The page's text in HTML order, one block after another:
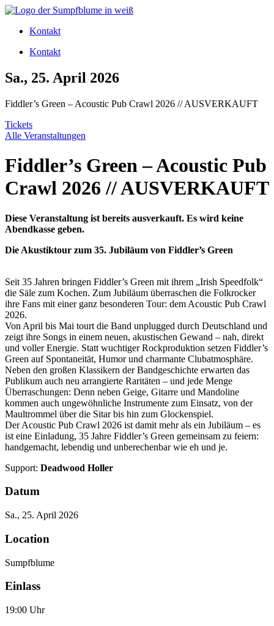
Zum
wechselnKontakt
Kontakt
Sa., 25. April 2026
Fiddler’s Green – Acoustic Pub Crawl 2026 // AUSVERKAUFT
Tickets
Alle Veranstaltungen
Fiddler’s Green – Acoustic Pub
Crawl 2026 // AUSVERKAUFT
Diese Veranstaltung ist bereits ausverkauft. Es wird keine
Abendkasse geben.
Die Akustiktour zum 35. Jubiläum von Fiddler’s Green
Seit 35 Jahren bringen Fiddler’s Green mit ihrem „Irish Speedfolk“
die Säle zum Kochen. Zum Jubiläum überraschen die Folkrocker
ihre Fans mit einer ganz besonderen Tour: dem Acoustic Pub Crawl
2026.
Von April bis Mai tourt die Band unplugged durch Deutschland und
zeigt ihre Songs in einem neuen, akustischen Gewand – nah, direkt
und voller Energie. Statt wuchtiger Rockproduktion setzen Fiddler’s
Green auf Spontaneität, Humor und charmante Clubatmosphäre.
Neben den großen Klassikern der Bandgeschichte erwarten das
Publikum auch neu arrangierte Raritäten – und jede Menge
Überraschungen: Denn neben Geige, Gitarre und Mandoline
kommen auch ungewöhnliche Instrumente zum Einsatz, von der
Maultrommel über die Sitar bis hin zum Glockenspiel.
Der Acoustic Pub Crawl 2026 ist damit mehr als ein Jubiläum – es
ist eine Einladung, 35 Jahre Fiddler’s Green gemeinsam zu feiern:
handgemacht, lebendig und unberechenbar wie eh und je.
Support: Deadwood Holler
Datum
Sa., 25. April 2026
Location
Sumpfblume
Einlass
19:00 Uhr